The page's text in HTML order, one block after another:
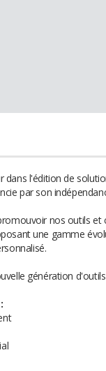
dans l'édition de
par son
nos outils
une gamme
génération